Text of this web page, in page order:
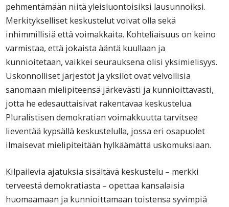
pehmentämään niitä yleisluontoisiksi lausunnoiksi.
Merkitykselliset keskustelut voivat olla sekä
inhimmillisiä että voimakkaita. Kohteliaisuus on keino
varmistaa, että jokaista ääntä kuullaan ja
kunnioitetaan, vaikkei seurauksena olisi yksimielisyys.
Uskonnolliset järjestöt ja yksilöt ovat velvollisia
sanomaan mielipiteensä järkevästi ja kunnioittavasti,
jotta he edesauttaisivat rakentavaa keskustelua.
Pluralistisen demokratian voimakkuutta tarvitsee
lieventää kypsällä keskustelulla, jossa eri osapuolet
ilmaisevat mielipiteitään hylkäämättä uskomuksiaan.
Kilpailevia ajatuksia sisältävä keskustelu – merkki
terveestä demokratiasta – opettaa kansalaisia
huomaamaan ja kunnioittamaan toistensa syvimpiä